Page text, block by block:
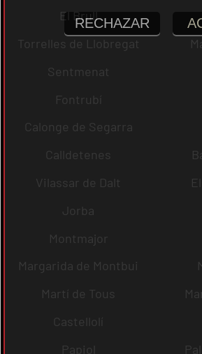
El Brull
Torrelles de Llobregat
Sentmenat
Fontrubí
Calonge de Segarra
Calldetenes
Vilassar de Dalt
Jorba
Montmajor
Margarida de Montbui
Martí de Tous
Castellolí
Papiol
RECHAZAR